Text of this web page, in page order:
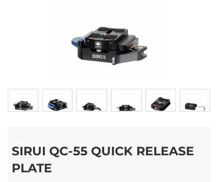
SIRUI QC-55 QUICK RELEASE
PLATE